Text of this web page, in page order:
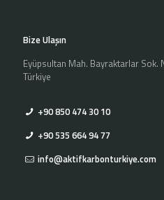
Bize Ulaşın
Eyüpsultan Mah. Bayraktarlar
Türkiye
+90 850 474 30 10
+90 535 664 94 77
info@aktifkarbonturkiye.com